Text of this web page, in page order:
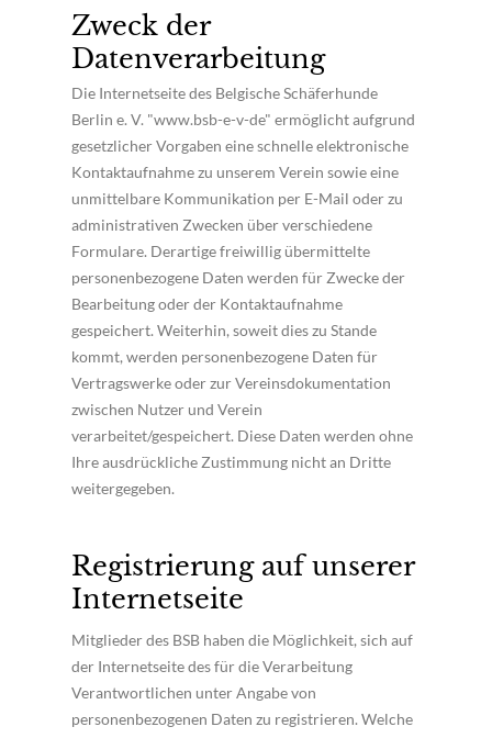
Zweck der
Datenverarbeitung
Die Internetseite des Belgische Schäferhunde
Berlin e. V. "www.bsb-e-v-de" ermöglicht aufgrund
gesetzlicher Vorgaben eine schnelle elektronische
Kontaktaufnahme zu unserem Verein sowie eine
unmittelbare Kommunikation per E-Mail oder zu
administrativen Zwecken über verschiedene
Formulare. Derartige freiwillig übermittelte
personenbezogene Daten werden für Zwecke der
Bearbeitung oder der Kontaktaufnahme
gespeichert. Weiterhin, soweit dies zu Stande
kommt, werden personenbezogene Daten für
Vertragswerke oder zur Vereinsdokumentation
zwischen Nutzer und Verein
verarbeitet/gespeichert. Diese Daten werden ohne
Ihre ausdrückliche Zustimmung nicht an Dritte
weitergegeben.
Registrierung auf unserer
Internetseite
Mitglieder des BSB haben die Möglichkeit, sich auf
der Internetseite des für die Verarbeitung
Verantwortlichen unter Angabe von
personenbezogenen Daten zu registrieren. Welche